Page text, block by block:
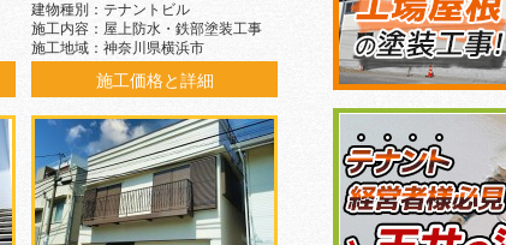
建物種別：テナントビル
施工内容：屋上防水・鉄部塗装工事
施工地域：神奈川県横浜市
施工価格と詳細